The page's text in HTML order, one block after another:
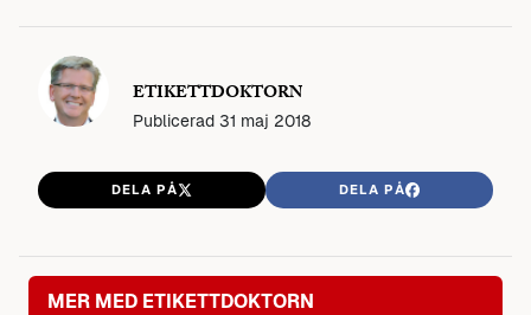
ETIKETTDOKTORN
Publicerad 31 maj 2018
DELA PÅ DELA PÅ
MER MED ETIKETTDOKTORN